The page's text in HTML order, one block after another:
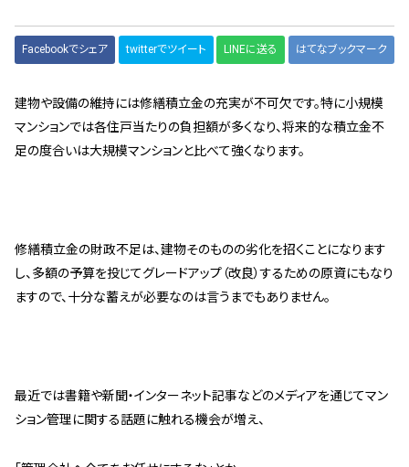
Facebookでシェア twitterでツイート LINEに送る はてなブックマーク
建物や設備の維持には修繕積立金の充実が不可欠です。特に小規模
マンションでは各住戸当たりの負担額が多くなり、将来的な積立金不
足の度合いは大規模マンションと比べて強くなります。
修繕積立金の財政不足は、建物そのものの劣化を招くことになります
し、多額の予算を投じてグレードアップ（改良）するための原資にもなり
ますので、十分な蓄えが必要なのは言うまでもありません。
最近では書籍や新聞・インターネット記事などのメディアを通じてマン
ション管理に関する話題に触れる機会が増え、
メルの理事会アドバイザー »
新人管理士顧問サービス
管理契約見直しドクター »
大規模修繕のご意見番 »
無料よろづ相談